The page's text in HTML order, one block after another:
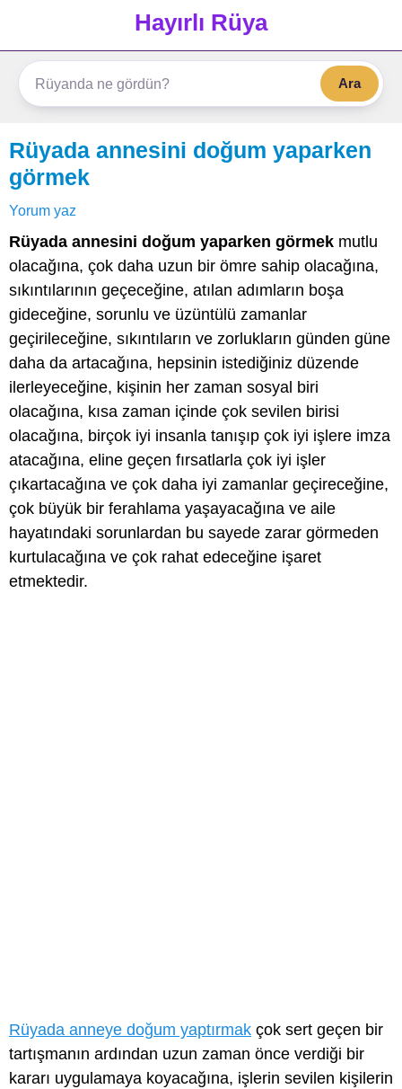
Hayırlı Rüya
Ara
Rüyada annesini doğum yaparken
görmek
Yorum yaz
Rüyada annesini doğum yaparken görmek mutlu
olacağına, çok daha uzun bir ömre sahip olacağına,
sıkıntılarının geçeceğine, atılan adımların boşa
gideceğine, sorunlu ve üzüntülü zamanlar
geçirileceğine, sıkıntıların ve zorlukların günden güne
daha da artacağına, hepsinin istediğiniz düzende
ilerleyeceğine, kişinin her zaman sosyal biri
olacağına, kısa zaman içinde çok sevilen birisi
olacağına, birçok iyi insanla tanışıp çok iyi işlere imza
atacağına, eline geçen fırsatlarla çok iyi işler
çıkartacağına ve çok daha iyi zamanlar geçireceğine,
çok büyük bir ferahlama yaşayacağına ve aile
hayatındaki sorunlardan bu sayede zarar görmeden
kurtulacağına ve çok rahat edeceğine işaret
etmektedir.
Rüyada anneye doğum yaptırmak çok sert geçen bir
tartışmanın ardından uzun zaman önce verdiği bir
kararı uygulamaya koyacağına, işlerin sevilen kişilerin